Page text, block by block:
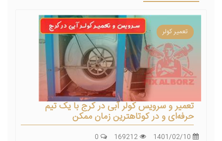
تعمیر کولر
تعمیر و سرویس کولر آبی در کرج با یک تیم
حرفه‌ای و در کوتاهترین زمان ممکن